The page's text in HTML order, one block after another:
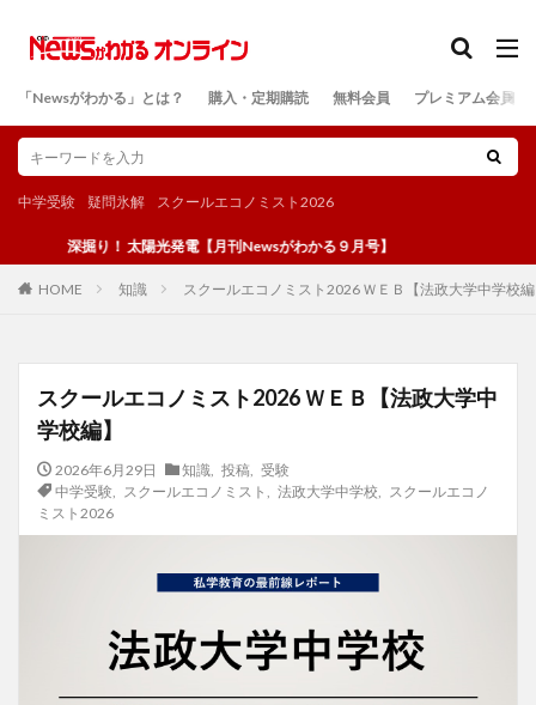
「Newsがわかる」とは？ 購入・定期購読 無料会員 プレミアム会員
中学受験 疑問氷解 スクールエコノミスト2026
深掘り！ 太陽光発電【月刊Newsがわかる９月号】
HOME 知識 スクールエコノミスト2026 ＷＥＢ【法政大学中学校
スクールエコノミスト2026 ＷＥＢ【法政大学中
学校編】
2026年6月29日 知識 投稿
受験
中学受験, スクールエコノミスト 法政大学中学校
スクールエコノ
ミスト2026
検索